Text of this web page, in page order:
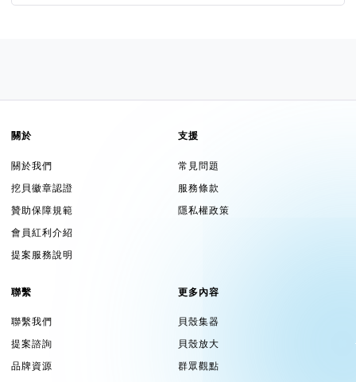
關於
關於我們
挖貝徽章認證
贊助保障規範
會員紅利介紹
提案服務說明
支援
常見問題
服務條款
隱私權政策
聯繫
聯繫我們
提案諮詢
品牌資源
更多內容
貝殼集器
貝殼放大
群眾觀點